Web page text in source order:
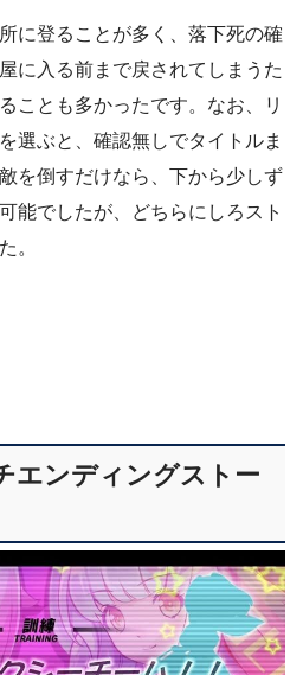
に登ることが多く、落下死の確
に入る前まで戻されてしまうた
ことも多かったです。なお、リ
選ぶと、確認無しでタイトルま
を倒すだけなら、下から少しず
能でしたが、どちらにしろスト
。
エンディングストー